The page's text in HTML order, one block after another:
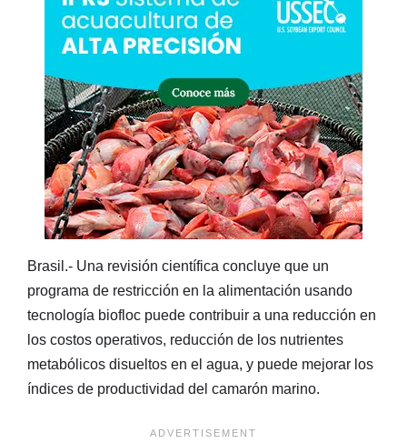
Brasil.- Una revisión científica concluye que un
programa de restricción en la alimentación usando
tecnología biofloc puede contribuir a una reducción en
los costos operativos, reducción de los nutrientes
metabólicos disueltos en el agua, y puede mejorar los
índices de productividad del camarón marino.